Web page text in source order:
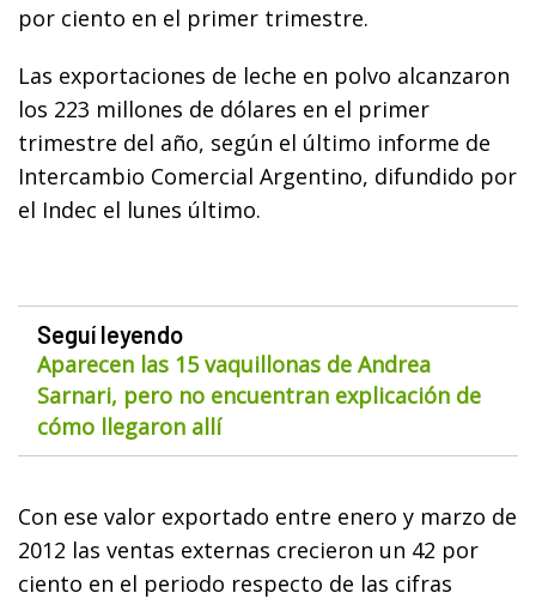
por ciento en el primer trimestre.
Las exportaciones de leche en polvo alcanzaron
los 223 millones de dólares en el primer
trimestre del año, según el último informe de
Intercambio Comercial Argentino, difundido por
el Indec el lunes último.
Seguí leyendo
Aparecen las 15 vaquillonas de Andrea
Sarnari, pero no encuentran explicación de
cómo llegaron allí
Con ese valor exportado entre enero y marzo de
2012 las ventas externas crecieron un 42 por
ciento en el periodo respecto de las cifras